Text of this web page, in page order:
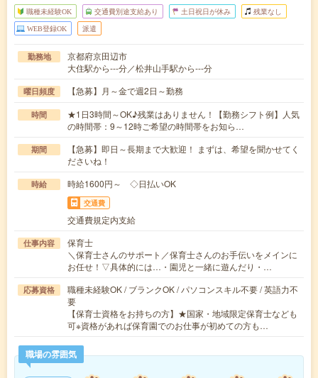
職種未経験OK 交通費別途支給あり 土日祝日が休み 残業なし
WEB登録OK 派遣
勤務地
京都府京田辺市
大住駅から---分／松井山手駅から---分
曜日頻度 【急募】月～金で週2日～勤務
時間
★1日3時間～OK♪残業はありません！【勤務シフト例】人気
の時間帯：9～12時ご希望の時間帯をお知ら…
期間
【急募】即日～長期まで大歓迎！ まずは、希望を聞かせてく
ださいね！
時給 時給1600円～ ◇日払いOK
交通費
交通費規定内支給
仕事内容
保育士
＼保育士さんのサポート／保育士さんのお手伝いをメインに
お任せ！▽具体的には…・園児と一緒に遊んだり・…
応募資格
職種未経験OK / ブランクOK / パソコンスキル不要 / 英語力不
要
【保育士資格をお持ちの方】★国家・地域限定保育士なども
可※資格があれば保育園でのお仕事が初めての方も…
職場の雰囲気